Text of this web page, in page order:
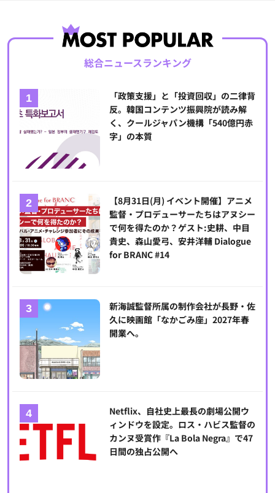
総合ニュースランキング
「政策支援」と「投資回収」の二律背
反。韓国コンテンツ振興院が読み解
く、クールジャパン機構「540億円赤
字」の本質
【8月31日(月) イベント開催】アニメ
監督・プロデューサーたちはアヌシー
で何を得たのか？ゲスト:史耕、中目
貴史、森山愛弓、安井洋輔 Dialogue
for BRANC #14
新海誠監督所属の制作会社が長野・佐
久に映画館「なかごみ座」2027年春
開業へ。
Netflix、自社史上最長の劇場公開ウ
ィンドウを設定。ロス・ハビス監督の
カンヌ受賞作『La Bola Negra』で47
日間の独占公開へ